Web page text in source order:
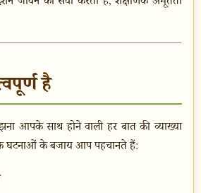
है
आपके साथ होने वाली हर बात की व्याख्या
घटनाओं के बजाय आप पहचानते हैं: